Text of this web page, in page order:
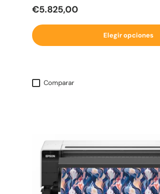
Precio normal
€5.825,00
Elegir opciones
Comparar